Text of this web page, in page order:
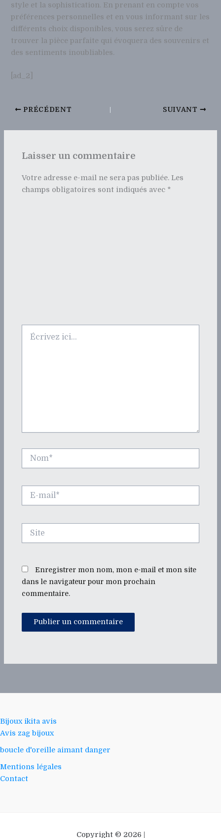
style et la sophistication. En prenant en compte vos
préférences personnelles et en vous informant sur les
différents choix disponibles, vous serez sûre de
trouver la pièce parfaite qui évoquera des souvenirs et
des sentiments inoubliables.
[ad_2]
PRÉCÉDENT SUIVANT
Laisser un commentaire
Votre adresse e-mail ne sera pas publiée. Les
champs obligatoires sont indiqués avec *
ici…
mail*
Enregistrer mon nom, mon e-mail et mon site
dans le navigateur pour mon prochain
commentaire.
Bijoux ikita avis
Avis zag bijoux
boucle d'oreille aimant danger
Mentions légales
Contact
Copyright © 2026 |